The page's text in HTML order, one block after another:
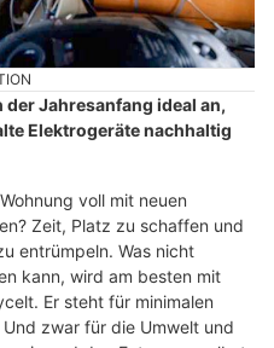
der Jahresanfang ideal an,
Elektrogeräte nachhaltig
voll mit neuen
Zeit, Platz zu schaffen und
entrümpeln. Was nicht
kann, wird am besten mit
Er steht für minimalen
zwar für die Umwelt und